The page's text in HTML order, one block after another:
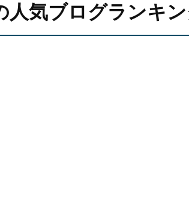
人気ブログランキ